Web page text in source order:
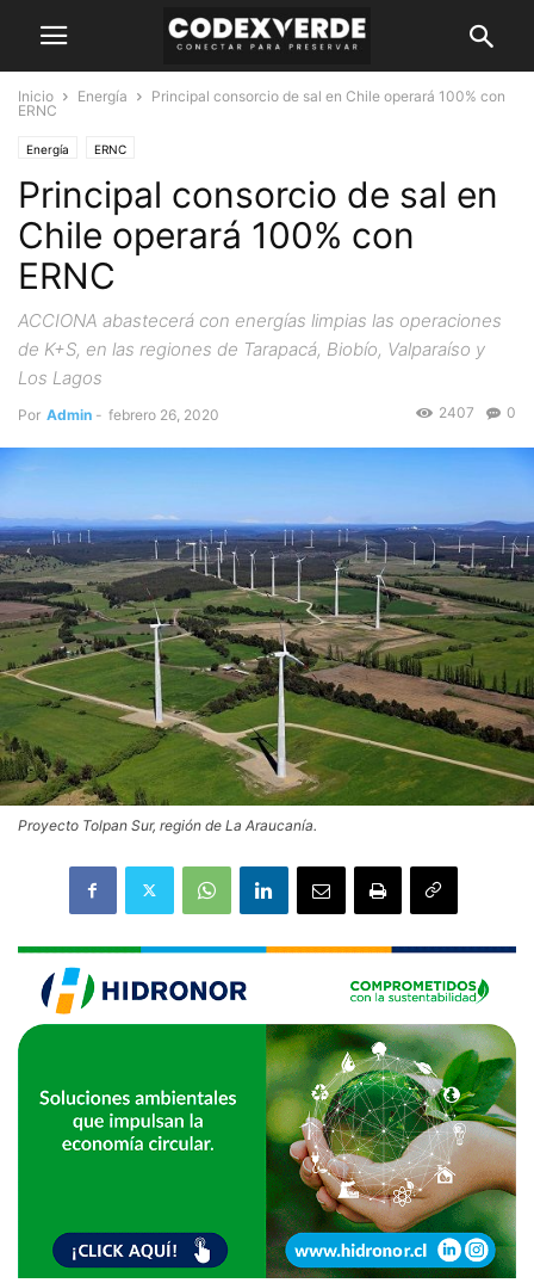
Inicio Energía
Principal consorcio de sal en Chile operará 100% con
ERNC
Energía ERNC
Principal consorcio de sal en
Chile operará 100% con
ERNC
ACCIONA abastecerá con energías limpias las operaciones
de K+S, en las regiones de Tarapacá, Biobío, Valparaíso y
Los Lagos
Por Admin - febrero 26, 2020 0
2407
Proyecto Tolpan Sur, región de La Araucanía.